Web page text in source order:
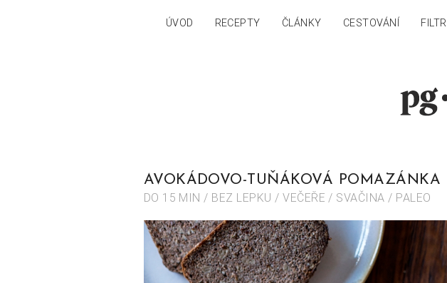
ÚVOD RECEPTY ČLÁNKY CESTOVÁNÍ FILTR
AVOKÁDOVO-TUŇÁKOVÁ POMAZÁNKA
DO 15 MIN / BEZ LEPKU / VEČEŘE / SVAČINA / PALEO